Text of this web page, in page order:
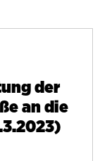
der
an die